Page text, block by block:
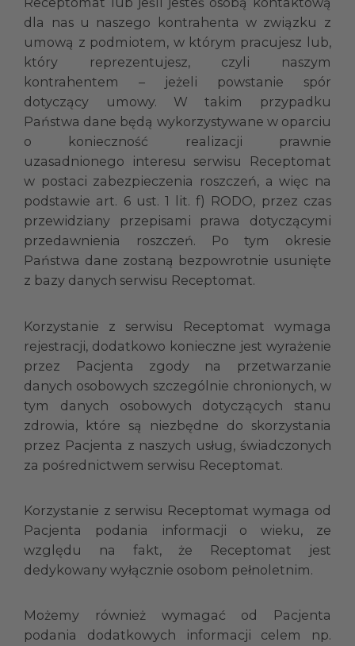
dla nas u naszego kontrahenta w związku z
umową z podmiotem, w którym pracujesz lub,
który reprezentujesz, czyli naszym
kontrahentem – jeżeli powstanie spór
dotyczący umowy. W takim przypadku
Państwa dane będą wykorzystywane w oparciu
o konieczność realizacji prawnie
uzasadnionego interesu serwisu Receptomat
w postaci zabezpieczenia roszczeń, a więc na
podstawie art. 6 ust. 1 lit. f) RODO, przez czas
przewidziany przepisami prawa dotyczącymi
przedawnienia roszczeń. Po tym okresie
Państwa dane zostaną bezpowrotnie usunięte
z bazy danych serwisu Receptomat.
Korzystanie z serwisu Receptomat wymaga
rejestracji, dodatkowo konieczne jest wyrażenie
przez Pacjenta zgody na przetwarzanie
danych osobowych szczególnie chronionych, w
tym danych osobowych dotyczących stanu
zdrowia, które są niezbędne do skorzystania
przez Pacjenta z naszych usług, świadczonych
za pośrednictwem serwisu Receptomat.
Korzystanie z serwisu Receptomat wymaga od
Pacjenta podania informacji o wieku, ze
względu na fakt, że Receptomat jest
dedykowany wyłącznie osobom pełnoletnim.
Możemy również wymagać od Pacjenta
podania dodatkowych informacji celem np.